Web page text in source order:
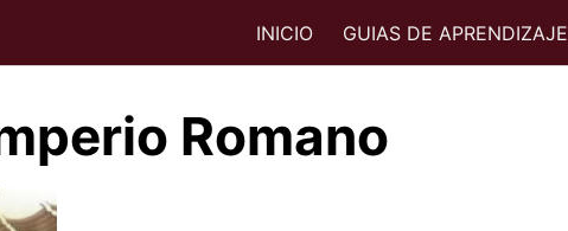
INICIO GUIAS DE APRENDIZAJE
Romano